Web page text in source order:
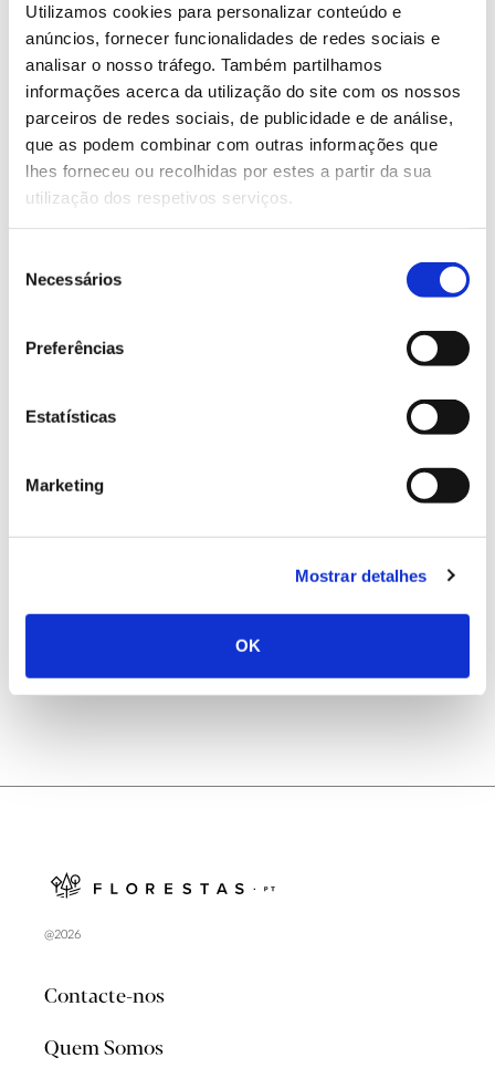
Utilizamos cookies para personalizar conteúdo e
anúncios, fornecer funcionalidades de redes sociais e
analisar o nosso tráfego. Também partilhamos
informações acerca da utilização do site com os nossos
parceiros de redes sociais, de publicidade e de análise,
que as podem combinar com outras informações que
lhes forneceu ou recolhidas por estes a partir da sua
utilização dos respetivos serviços.
Necessários
Preferências
Estatísticas
Marketing
Mostrar detalhes
OK
23 de setembro, neste Link
Saiba mais sobre este simpósio.
13.07.2026
Genoma do priolo e de outras espécies em risco:
conhecer para conservar
02.07.2026
Registar galhas de Trichi em acácia-das-espigas:
cidadãos chamados a ajudar
25.06.2026
Natureza e florestas procuram jovens voluntários
no verão 2026
@2026
Contacte-nos
Quem Somos